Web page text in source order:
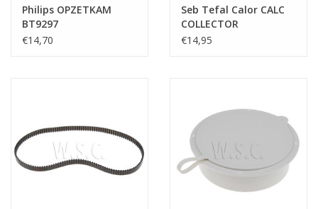
Philips OPZETKAM
BT9297
€14,70
Seb Tefal Calor CALC
COLLECTOR
€14,95